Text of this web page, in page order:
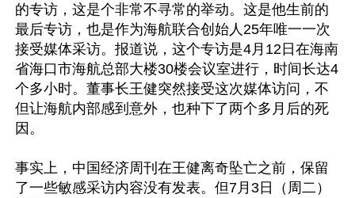
的专访，这是个非常不寻常的举动。这是他生前的
最后专访，也是作为海航联合创始人25年唯一一次
接受媒体采访。报道说，这个专访是4月12日在海南
省海口市海航总部大楼30楼会议室进行，时间长达4
个多小时。董事长王健突然接受这次媒体访问，不
但让海航内部感到意外，也种下了两个多月后的死
因。
事实上，中国经济周刊在王健离奇坠亡之前，保留
了一些敏感采访内容没有发表。但7月3日（周二）